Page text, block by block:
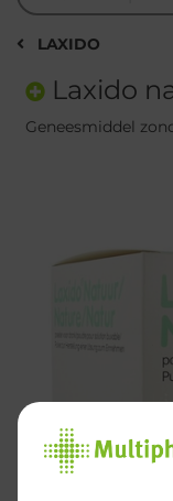
LAXIDO
Laxido
Geneesmiddel